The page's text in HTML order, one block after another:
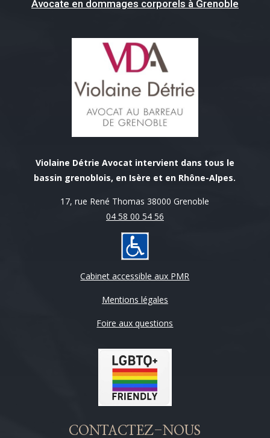
Avocate en dommages corporels à Grenoble
Violaine Détrie Avocat intervient dans tous le
bassin grenoblois, en Isère et en Rhône-Alpes.
17, rue René Thomas 38000 Grenoble
04 58 00 54 56
Cabinet accessible aux PMR
Mentions légales
Foire aux questions
CONTACTEZ-NOUS